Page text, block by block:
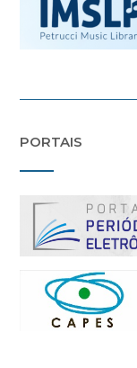
PORTAIS